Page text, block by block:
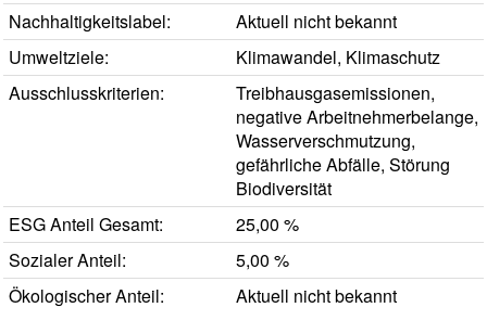
Nachhaltigkeitslabel:
Aktuell nicht bekannt
Umweltziele:
Klimawandel, Klimaschutz
Ausschlusskriterien:
Treibhausgasemissionen,
negative Arbeitnehmerbelange,
Wasserverschmutzung,
gefährliche Abfälle, Störung
Biodiversität
ESG Anteil Gesamt:
25,00 %
Sozialer Anteil:
5,00 %
Ökologischer Anteil:
Aktuell nicht bekannt